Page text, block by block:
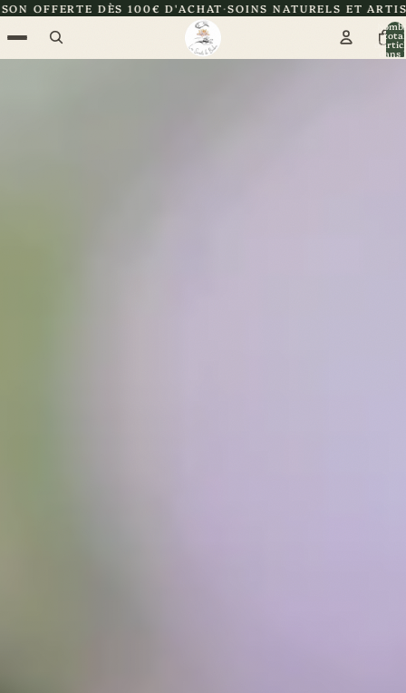
D'ACHAT SOINS NATURELS ET ARTISANAUX CERTIFIÉE
total
dans